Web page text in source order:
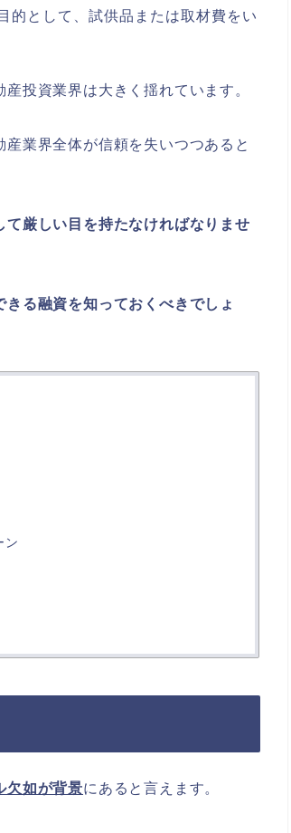
的として、試供品または取材費をい
投資業界は大きく揺れています。
業界全体が信頼を失いつつあると
て厳しい目を持たなければなりませ
る融資を知っておくべきでしょ
ン
欠如が背景にあると言えます。